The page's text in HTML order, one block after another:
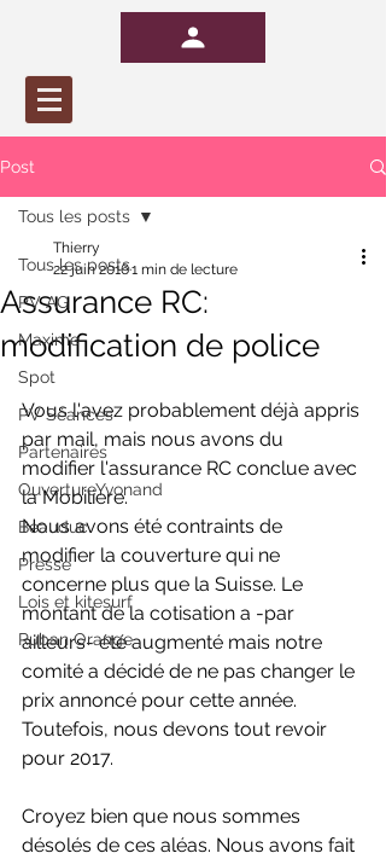
Post
Tous les posts
PV AG
Maxime
Spot
PV Séances
Partenaires
OuvertureYvonand
Beauduc
Presse
Lois et kitesurf
Ruban Orange
Tous les posts
Assurance RC:
modification de police
Thierry
22 juin 20161 min de lecture
Vous l'avez probablement déjà appris
par mail, mais nous avons du
modifier l'assurance RC conclue avec
la Mobilière.
Nous avons été contraints de
modifier la couverture qui ne
concerne plus que la Suisse. Le
montant de la cotisation a -par
ailleurs- été augmenté mais notre
comité a décidé de ne pas changer le
prix annoncé pour cette année.
Toutefois, nous devons tout revoir
pour 2017.
Croyez bien que nous sommes
désolés de ces aléas. Nous avons fait